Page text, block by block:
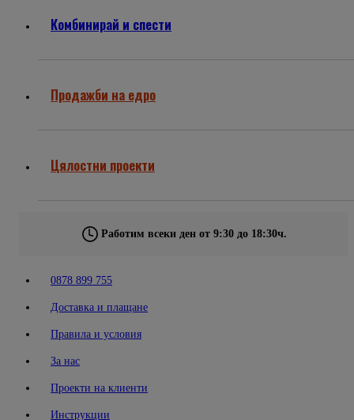
Комбинирай и спести
Продажби на едро
Цялостни проекти
Работим всеки ден от 9:30 до 18:30ч.
0878 899 755
Доставка и плащане
Правила и условия
За нас
Проекти на клиенти
Инструкции